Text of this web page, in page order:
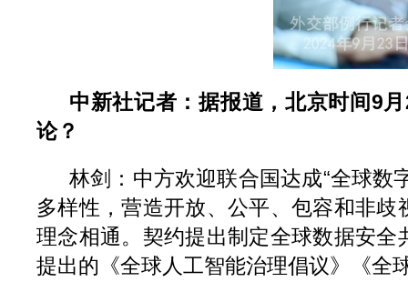
中新社记者：据报道，北京时间9
论？
林剑：中方欢迎联合国达成“全球数
多样性，营造开放、公平、包容和非
理念相通。契约提出制定全球数据安
提出的《全球人工智能治理倡议》《全